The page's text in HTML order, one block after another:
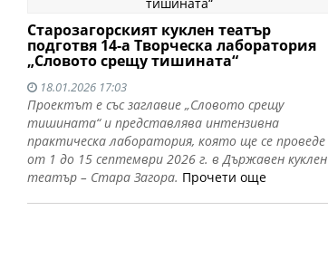
Старозагорският куклен театър
подготвя 14-а Творческа лаборатория
„Словото срещу тишината“
18.01.2026 17:03
Проектът е със заглавие „Словото срещу
тишината“ и представлява интензивна
практическа лаборатория, която ще се проведе
от 1 до 15 септември 2026 г. в Държавен куклен
театър – Стара Загора. Прочети още